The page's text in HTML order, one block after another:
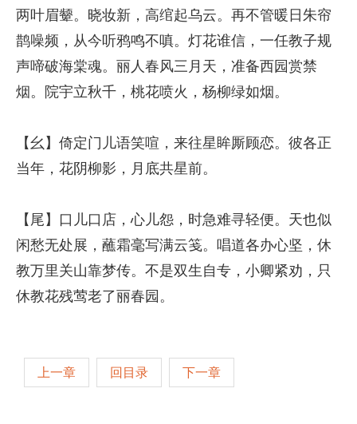
两叶眉颦。晓妆新，高绾起乌云。再不管暖日朱帘
鹊噪频，从今听鸦鸣不嗔。灯花谁信，一任教子规
声啼破海棠魂。丽人春风三月天，准备西园赏禁
烟。院宇立秋千，桃花喷火，杨柳绿如烟。
【幺】倚定门儿语笑喧，来往星眸厮顾恋。彼各正
当年，花阴柳影，月底共星前。
【尾】口儿口店，心儿怨，时急难寻轻便。天也似
闲愁无处展，蘸霜毫写满云笺。唱道各办心坚，休
教万里关山靠梦传。不是双生自专，小卿紧劝，只
休教花残莺老了丽春园。
上一章 回目录 下一章